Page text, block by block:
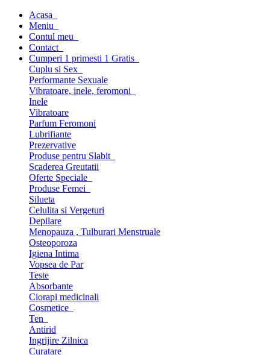
Acasa
Meniu
Contul meu
Contact
Cumperi 1 primesti 1 Gratis
Cuplu si Sex
Performante Sexuale
Vibratoare, inele, feromoni
Inele
Vibratoare
Parfum Feromoni
Lubrifiante
Prezervative
Produse pentru Slabit
Scaderea Greutatii
Oferte Speciale
Produse Femei
Silueta
Celulita si Vergeturi
Depilare
Menopauza , Tulburari Menstruale
Osteoporoza
Igiena Intima
Vopsea de Par
Teste
Absorbante
Ciorapi medicinali
Cosmetice
Ten
Antirid
Ingrijire Zilnica
Curatare